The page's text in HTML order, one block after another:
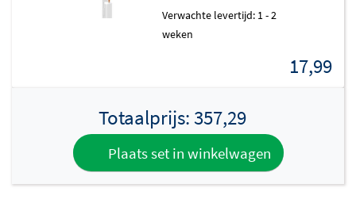
Verwachte levertijd: 1 - 2
weken
17,99
Totaalprijs:357,29
Plaats set in winkelwagen